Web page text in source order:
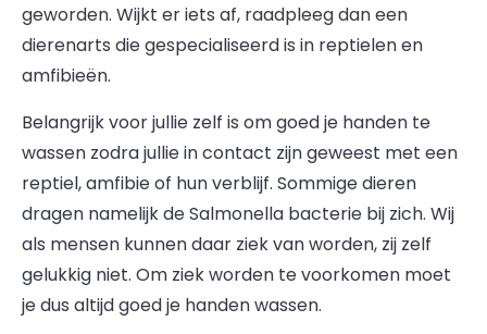
geworden. Wijkt er iets af, raadpleeg dan een
dierenarts die gespecialiseerd is in reptielen en
amfibieën.
Belangrijk voor jullie zelf is om goed je handen te
wassen zodra jullie in contact zijn geweest met een
reptiel, amfibie of hun verblijf. Sommige dieren
dragen namelijk de Salmonella bacterie bij zich. Wij
als mensen kunnen daar ziek van worden, zij zelf
gelukkig niet. Om ziek worden te voorkomen moet
je dus altijd goed je handen wassen.